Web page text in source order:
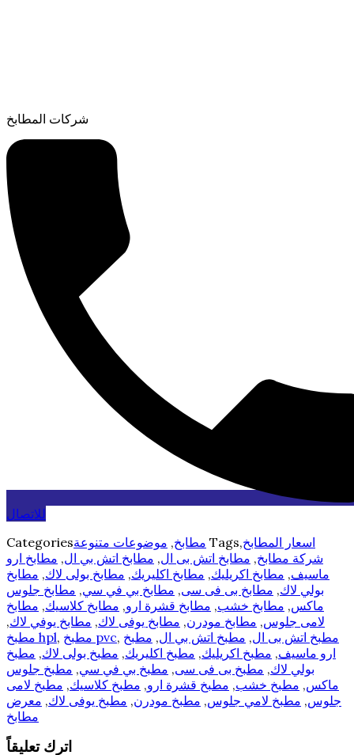
شركات المطابخ
للاتصال
Categories
مطابخ, موضوعات متنوعة Tags اسعار المطابخ,
شركة مطابخ, مطابخ اتش بى ال, مطابخ اتش بي ال, مطابخ ارو
ماسيف, مطابخ اكريليك, مطابخ اكليريك, مطابخ بولى لاك, مطابخ
بولي لاك, مطابخ بى فى سى, مطابخ بي في سي, مطابخ جلوس
ماكس, مطابخ خشب, مطابخ قشرة ارو, مطابخ كلاسيك, مطابخ
لامى جلوس, مطابخ مودرن, مطابخ يوفى لاك, مطابخ يوفي لاك,
مطبخ hpl, مطبخ pvc, مطبخ اتش بى ال, مطبخ اتش بي ال, مطبخ
ارو ماسيف, مطبخ اكريليك, مطبخ اكليريك, مطبخ بولى لاك, مطبخ
بولي لاك, مطبخ بى فى سى, مطبخ بي في سي, مطبخ جلوس
ماكس, مطبخ خشب, مطبخ قشرة ارو, مطبخ كلاسيك, مطبخ لامى
جلوس, مطبخ لامي جلوس, مطبخ مودرن, مطبخ يوفى لاك, معرض
مطابخ
اترك تعليقاً